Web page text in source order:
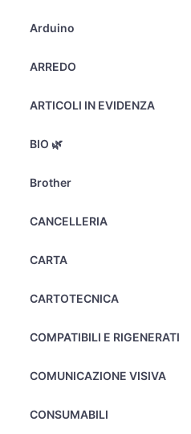
Arduino
ARREDO
ARTICOLI IN EVIDENZA
BIO 🌿
Brother
CANCELLERIA
CARTA
CARTOTECNICA
COMPATIBILI E RIGENERATI
COMUNICAZIONE VISIVA
CONSUMABILI